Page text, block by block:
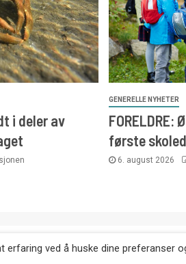
i deler av
GENERELLE NYHETER
FORELDRE:
første
6. august 2026
av tekst, bilder og annonser er
ved å huske dine preferanser